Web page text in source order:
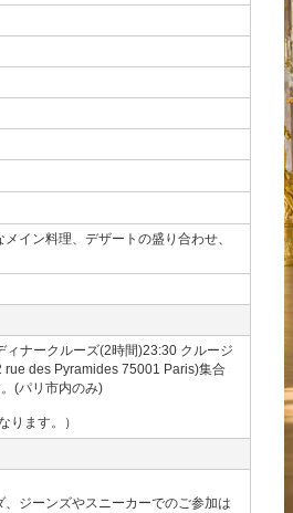
イン料理、デザートの盛り合わせ、
ナークルーズ(2時間)23:30 クルージ
rue des Pyramides 75001 Paris)集合
(パリ市内のみ)
ります。）
ジーンズやスニーカーでのご参加は